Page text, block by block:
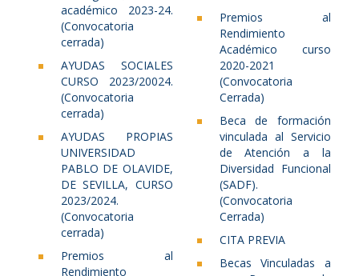
académico 2023-24.
(Convocatoria
cerrada)
AYUDAS SOCIALES
CURSO 2023/20024.
(Convocatoria
cerrada)
AYUDAS PROPIAS
UNIVERSIDAD
PABLO DE OLAVIDE,
DE SEVILLA, CURSO
2023/2024.
(Convocatoria
cerrada)
Premios al
Rendimiento
Premios al
Rendimiento
Académico curso
2020-2021
(Convocatoria
Cerrada)
Beca de formación
vinculada al Servicio
de Atención a la
Diversidad Funcional
(SADF).
(Convocatoria
Cerrada)
CITA PREVIA
Becas Vinculadas a